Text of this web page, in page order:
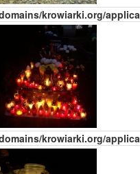
krowiarki.org/
krowiarki.org/